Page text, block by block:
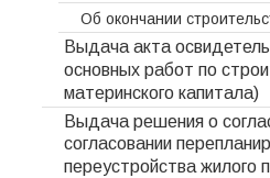
Об окончании
Выдача акта
основных работ по
материнского капитала)
Выдача решения о
согласовании
переустройства жилого